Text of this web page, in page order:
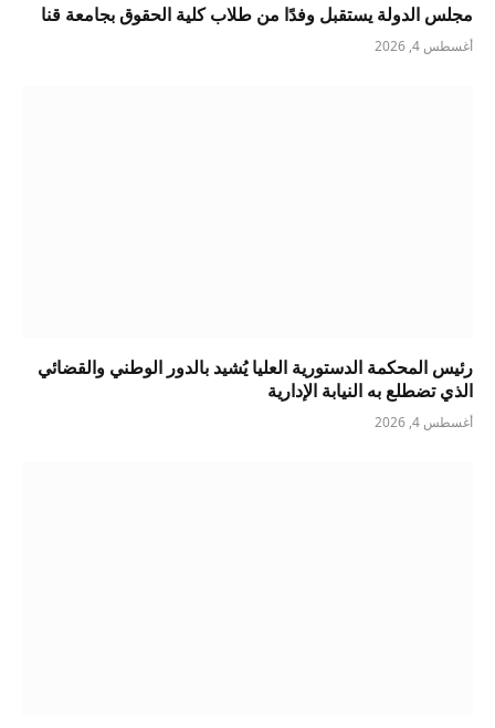
مجلس الدولة يستقبل وفدًا من طلاب كلية الحقوق بجامعة قنا
أغسطس 4, 2026
رئيس المحكمة الدستورية العليا يُشيد بالدور الوطني والقضائي
الذي تضطلع به النيابة الإدارية
أغسطس 4, 2026